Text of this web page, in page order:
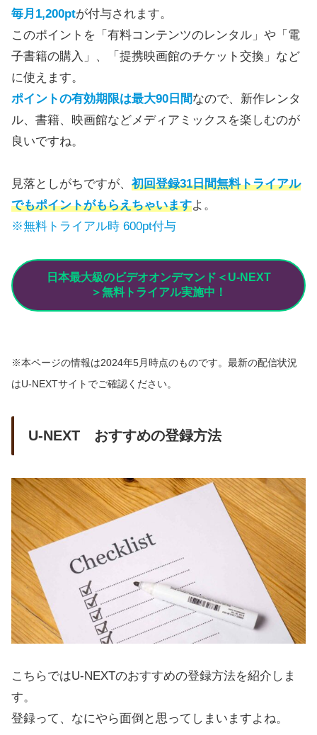
毎月1,200ptが付与されます。
このポイントを「有料コンテンツのレンタル」や「電
子書籍の購入」、「提携映画館のチケット交換」など
に使えます。
ポイントの有効期限は最大90日間なので、新作レンタ
ル、書籍、映画館などメディアミックスを楽しむのが
良いですね。
見落としがちですが、 初回登録31日間無料トライアル
でもポイントがもらえちゃいますよ。
※無料トライアル時 600pt付与
日本最大級のビデオオンデマンド＜U-NEXT
＞無料トライアル実施中！
※本ページの情報は2024年5月時点のものです。最新の配信状況
はU-NEXTサイトでご確認ください。
U-NEXT おすすめの登録方法
こちらではU-NEXTのおすすめの登録方法を紹介しま
す。
登録って、なにやら面倒と思ってしまいますよね。